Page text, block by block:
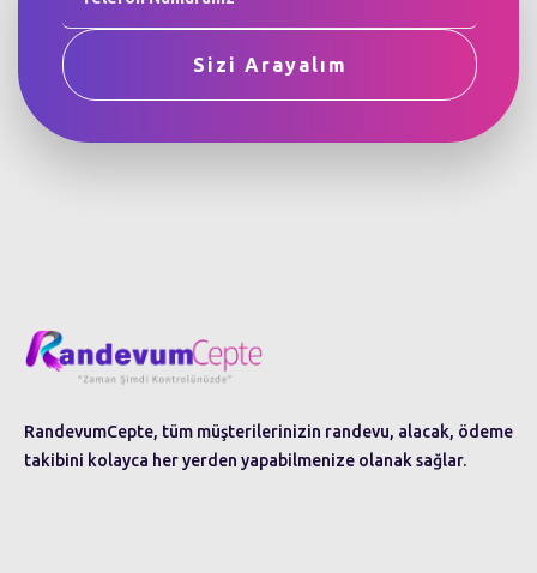
RandevumCepte, tüm müşterilerinizin randevu, alacak, ödeme
takibini kolayca her yerden yapabilmenize olanak sağlar.